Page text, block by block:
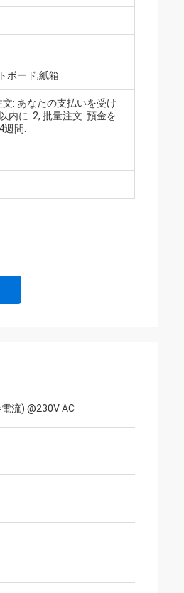
ボード,紙箱
: あなたの支払いを受け
内に. 2, 批量注文: 預金を
間.
流) @230V AC